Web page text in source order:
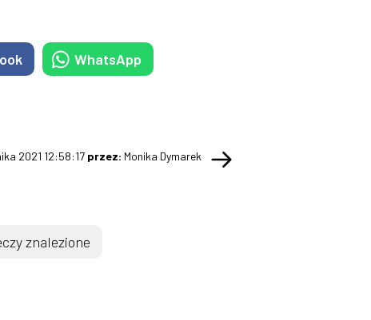
WhatsApp
2021 12:58:17 przez: Monika Dymarek
znalezione